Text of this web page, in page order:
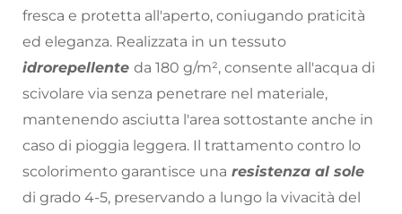
fresca e protetta all'aperto, coniugando praticità
ed eleganza. Realizzata in un tessuto
idrorepellente da 180 g/m², consente all'acqua di
scivolare via senza penetrare nel materiale,
mantenendo asciutta l'area sottostante anche in
caso di pioggia leggera. Il trattamento contro lo
scolorimento garantisce una resistenza al sole
di grado 4-5, preservando a lungo la vivacità del